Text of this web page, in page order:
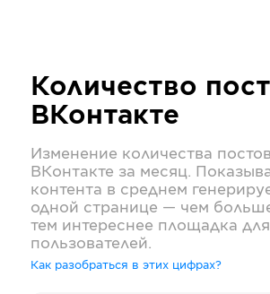
Количество
ВКонтакте
Изменение количества
ВКонтакте за месяц.
контента в среднем
одной странице — чем
тем интереснее площадка для
пользователей.
Как разобраться в этих цифрах?